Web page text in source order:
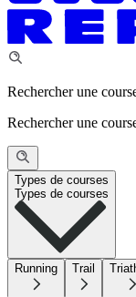
Rechercher une
Rechercher une
Types de courses
Types de courses
Running Trail